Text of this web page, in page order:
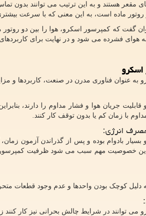
مقعر هستند و به این ترتیب می توانند بدون
ماده است، به این معنی که با سرعت
گفت که کمپرسور اسکرو، هوا را بین دو
فشرده می شود و در نهایت برای
اسکرو
عنوان فناوری مدرن در صنعت، کاربردها و
جریان هوا و فشار مداوم را دارند،
با زمان کم یا بدون توقف کار کنند.
انرژی:
بادوام بوده و پس از گذراندن آزمون
خصوصیت مهم سبب می شود ظرفیت کمپرسور
دلیل کوچک بودن واحدها و عدم وجود قطعات
توانند در شرایط چالش بحرانی نیز کار کنند